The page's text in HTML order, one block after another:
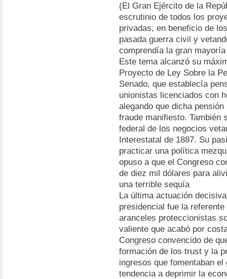
(El Gran Ejército de la
escrutinio de todos los
privadas, en beneficio de
pasada guerra civil y
comprendía la gran
Este tema alcanzó su
Proyecto de Ley Sobre la
Senado, que establecía
unionistas licenciados con
alegando que dicha
fraude manifiesto. También
federal de los negocios
Interestatal de 1887. Su
practicar una política
opuso a que el Congreso
de diez mil dólares para
una terrible sequía
La última actuación
presidencial fue la
aranceles proteccionistas
valiente que acabó por
Congreso convencido de
formación de los trust y la
ingresos que fomentaban
tendencia a deprimir la